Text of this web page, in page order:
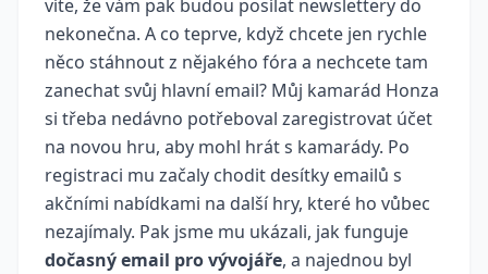
víte, že vám pak budou posílat newslettery do
nekonečna. A co teprve, když chcete jen rychle
něco stáhnout z nějakého fóra a nechcete tam
zanechat svůj hlavní email? Můj kamarád Honza
si třeba nedávno potřeboval zaregistrovat účet
na novou hru, aby mohl hrát s kamarády. Po
registraci mu začaly chodit desítky emailů s
akčními nabídkami na další hry, které ho vůbec
nezajímaly. Pak jsme mu ukázali, jak funguje
dočasný email pro vývojáře, a najednou byl